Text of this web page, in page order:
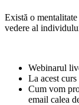
Există o
vedere al
Webinarul
La acest
Cum vom
email calea